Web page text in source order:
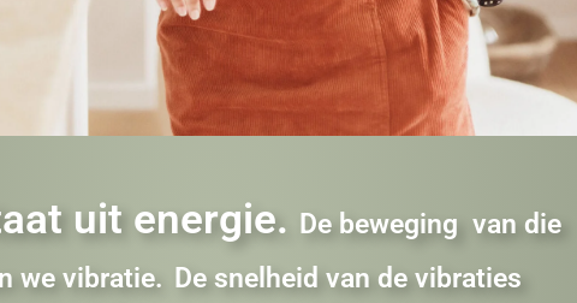
uit energie. De beweging van die
we vibratie. De snelheid van de vibraties